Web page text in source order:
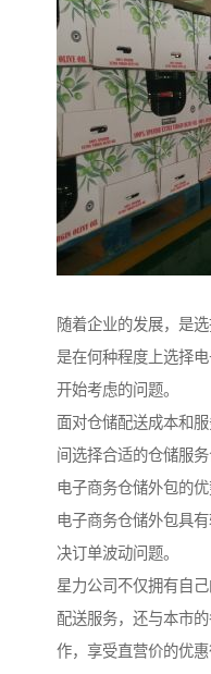
随着企业的发展，是
是在何种程度上选择
开始考虑的问题。
面对仓储配送成本和
间选择合适的仓储服
电子商务仓储外包的优
电子商务仓储外包具
决订单波动问题。
星力公司不仅拥有自
配送服务，还与本市
作，享受直营价的优